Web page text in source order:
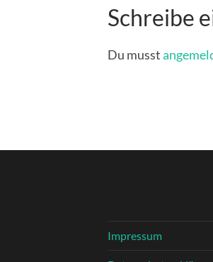
Schreibe
Du musst
Impressum